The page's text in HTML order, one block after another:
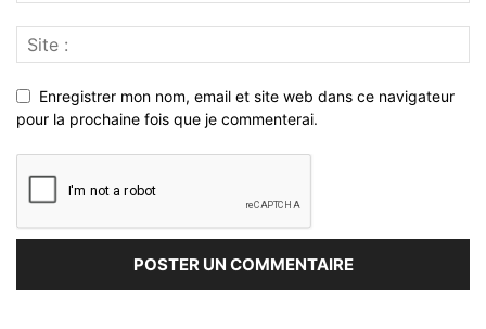
Enregistrer mon nom, email et site web dans ce navigateur
pour la prochaine fois que je commenterai.